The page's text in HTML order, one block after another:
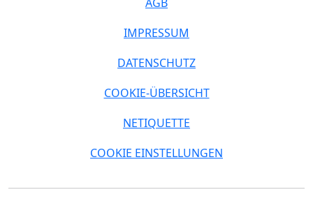
IMPRESSUM
DATENSCHUTZ
COOKIE-ÜBERSICHT
NETIQUETTE
COOKIE EINSTELLUNGEN